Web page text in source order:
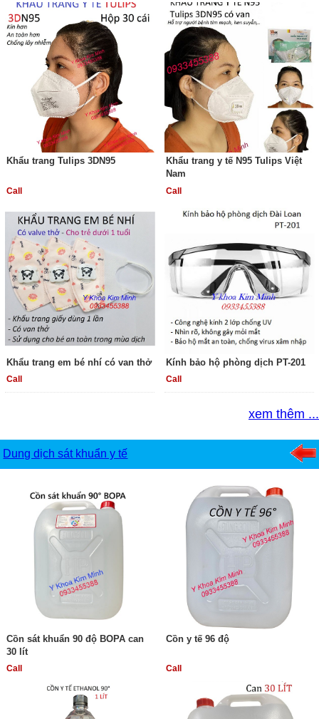
Khẩu trang Tulips 3DN95
Call
Khẩu trang y tế N95 Tulips Việt
Nam
Call
Khẩu trang em bé nhí có van thở
Call
Kính bảo hộ phòng dịch PT-201
Call
xem thêm ...
Dung dịch sát khuẩn y tế
Cồn sát khuẩn 90 độ BOPA can
30 lít
Call
Cồn y tế 96 độ
Call